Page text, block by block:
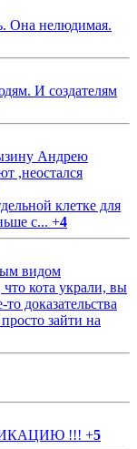
Она нелюдимая.
И создателям
Андрею
,неостался
клетке для
с... +4
видом
кота украли, вы
доказательства
зайти на
!!! +5